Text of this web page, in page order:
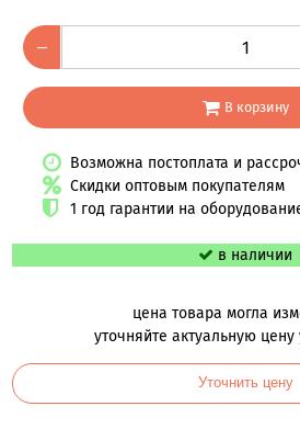
–
В корзину
Возможна постоплата и
Скидки оптовым покупателям
1 год гарантии на
в наличии
цена товара могла
уточняйте актуальную
Уточнить цену